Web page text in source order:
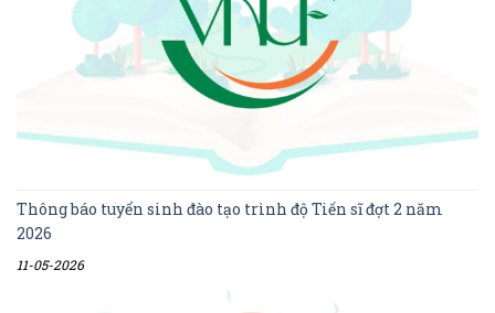
Thông báo tuyển sinh đào tạo trình độ Tiến sĩ đợt 2 năm
2026
11-05-2026